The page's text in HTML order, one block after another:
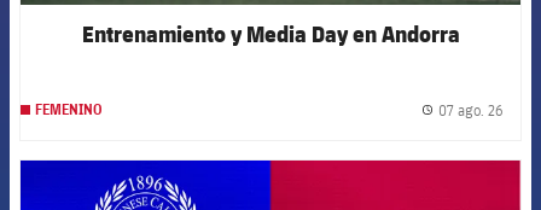
Entrenamiento y Media Day en Andorra
FEMENINO 07 ago. 26